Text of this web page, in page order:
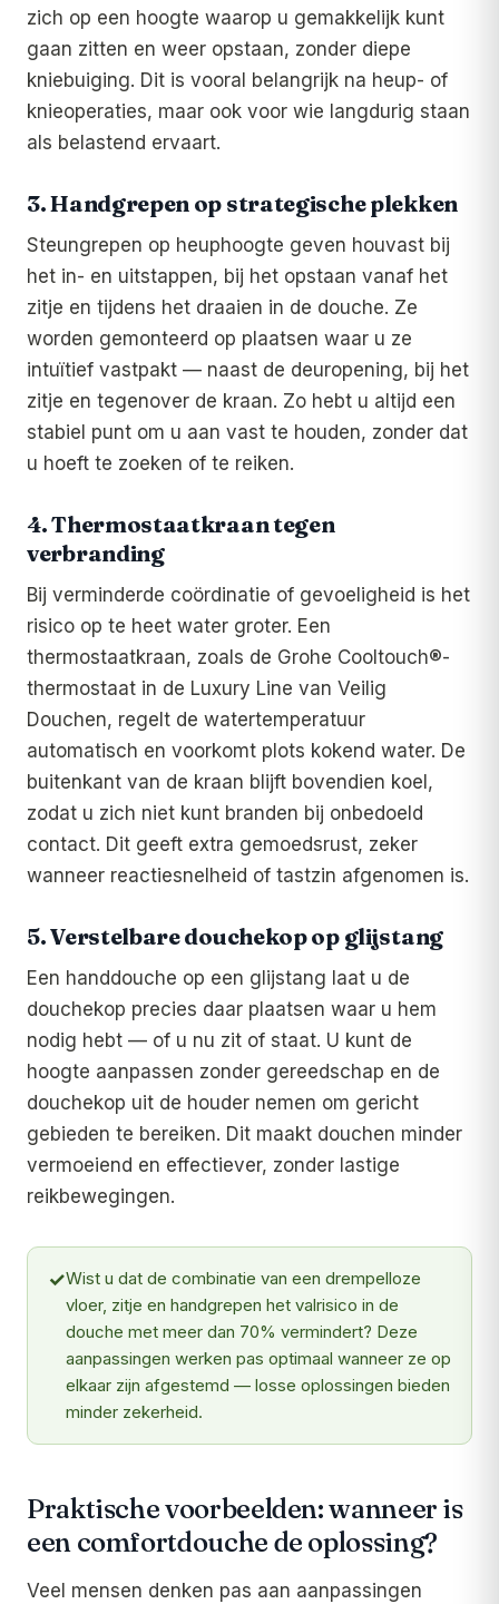
zich op een hoogte waarop u gemakkelijk kunt
gaan zitten en weer opstaan, zonder diepe
kniebuiging. Dit is vooral belangrijk na heup- of
knieoperaties, maar ook voor wie langdurig staan
als belastend ervaart.
3. Handgrepen op strategische plekken
Steungrepen op heuphoogte geven houvast bij
het in- en uitstappen, bij het opstaan vanaf het
zitje en tijdens het draaien in de douche. Ze
worden gemonteerd op plaatsen waar u ze
intuïtief vastpakt — naast de deuropening, bij het
zitje en tegenover de kraan. Zo hebt u altijd een
stabiel punt om u aan vast te houden, zonder dat
u hoeft te zoeken of te reiken.
4. Thermostaatkraan tegen
verbranding
Bij verminderde coördinatie of gevoeligheid is het
risico op te heet water groter. Een
thermostaatkraan, zoals de Grohe Cooltouch®-
thermostaat in de Luxury Line van Veilig
Douchen, regelt de watertemperatuur
automatisch en voorkomt plots kokend water. De
buitenkant van de kraan blijft bovendien koel,
zodat u zich niet kunt branden bij onbedoeld
contact. Dit geeft extra gemoedsrust, zeker
wanneer reactiesnelheid of tastzin afgenomen is.
5. Verstelbare douchekop op glijstang
Een handdouche op een glijstang laat u de
douchekop precies daar plaatsen waar u hem
nodig hebt — of u nu zit of staat. U kunt de
hoogte aanpassen zonder gereedschap en de
douchekop uit de houder nemen om gericht
gebieden te bereiken. Dit maakt douchen minder
vermoeiend en effectiever, zonder lastige
reikbewegingen.
✓Wist u dat de combinatie van een drempelloze
vloer, zitje en handgrepen het valrisico in de
douche met meer dan 70% vermindert? Deze
aanpassingen werken pas optimaal wanneer ze op
elkaar zijn afgestemd — losse oplossingen bieden
minder zekerheid.
Praktische voorbeelden: wanneer is
een comfortdouche de oplossing?
Veel mensen denken pas aan aanpassingen